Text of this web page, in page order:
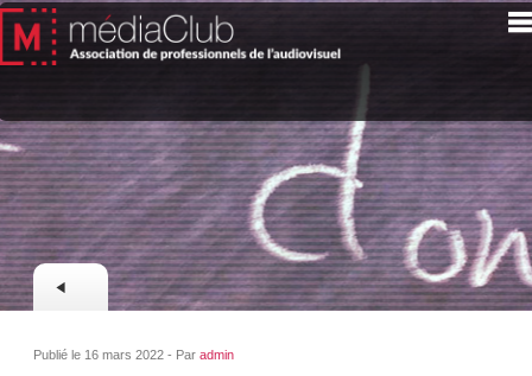
Publié le 16 mars 2022 - Paradmin